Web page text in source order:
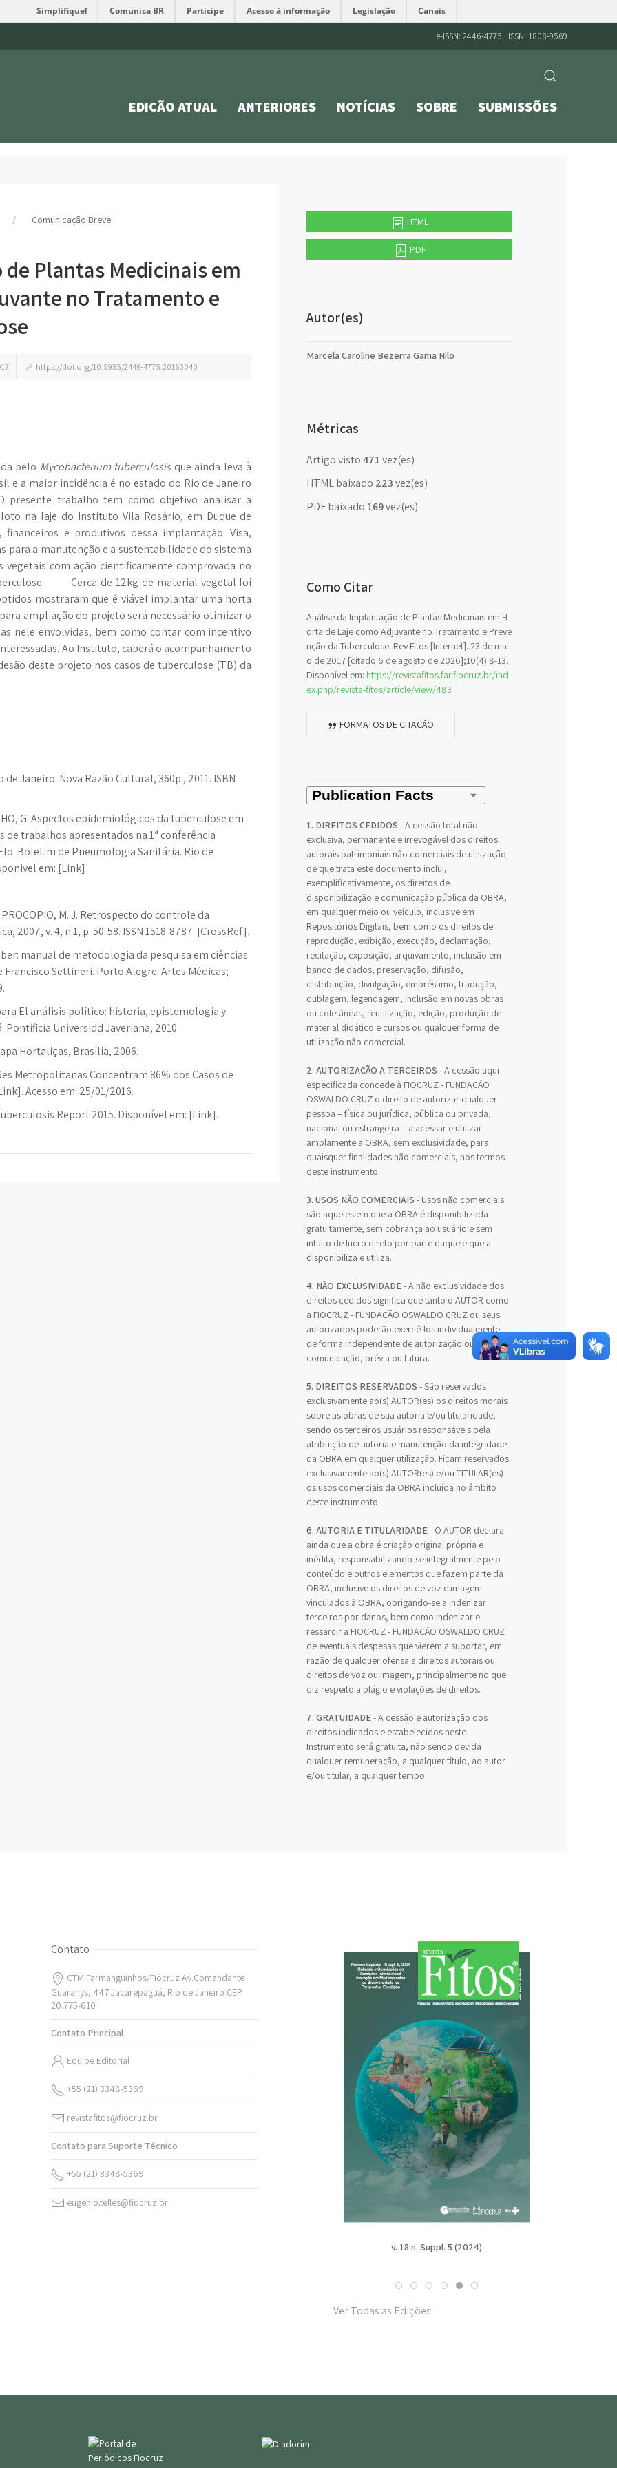
Simplifique! Comunica BR Participe Acesso à informação Legislação Canais
e-ISSN: 2446-4775 | ISSN: 1808-9569
EDIÇÃO ATUAL ANTERIORES NOTÍCIAS SOBRE SUBMISSÕES
Comunicação Breve
Plantas Medicinais em
no Tratamento e
https://doi.org/10.5935/2446-4775.20160040
pelo Mycobacterium tuberculosis que ainda leva à
e a maior incidência é no estado do Rio de Janeiro
presente trabalho tem como objetivo analisar a
na laje do Instituto Vila Rosário, em Duque de
e produtivos dessa implantação. Visa,
para a manutenção e a sustentabilidade do sistema
com ação cientificamente comprovada no
Cerca de 12kg de material vegetal foi
mostraram que é viável implantar uma horta
ampliação do projeto será necessário otimizar o
nele envolvidas, bem como contar com incentivo
Ao Instituto, caberá o acompanhamento
deste projeto nos casos de tuberculose (TB) da
de Janeiro: Nova Razão Cultural, 360p., 2011. ISBN
G. Aspectos epidemiológicos da tuberculose em
de trabalhos apresentados na 1ª conferência
Boletim de Pneumologia Sanitária. Rio de
em: [Link]
PROCOPIO, M. J. Retrospecto do controle da
2007, v. 4, n.1, p. 50-58. ISSN 1518-8787. [CrossRef].
manual de metodologia da pesquisa em ciências
Settineri. Porto Alegre: Artes Médicas;
para El análisis político: historia, epistemologia y
Universidd Javeriana, 2010.
Hortaliças, Brasília, 2006.
Metropolitanas Concentram 86% dos Casos de
Acesso em: 25/01/2016.
Report 2015. Disponível em: [Link].
HTML
PDF
Autor(es)
Marcela Caroline Bezerra Gama Nilo
Métricas
Artigo visto471vez(es)
HTML baixado 223vez(es)
PDF baixado 169vez(es)
Como Citar
Análise da Implantação de Plantas Medicinais em H
orta de Laje como Adjuvante no Tratamento e Preve
nção da Tuberculose. Rev Fitos [Internet]. 23 de mai
o de 2017 [citado 6 de agosto de 2026];10(4):8-13.
Disponível em: https://revistafitos.far.fiocruz.br/ind
ex.php/revista-fitos/article/view/483
FORMATOS DE CITAÇÃO
1. DIREITOS CEDIDOS - A cessão total não
exclusiva, permanente e irrevogável dos direitos
autorais patrimoniais não comerciais de utilização
de que trata este documento inclui,
exemplificativamente, os direitos de
disponibilização e comunicação pública da OBRA,
em qualquer meio ou veículo, inclusive em
Repositórios Digitais, bem como os direitos de
reprodução, exibição, execução, declamação,
recitação, exposição, arquivamento, inclusão em
banco de dados, preservação, difusão,
distribuição, divulgação, empréstimo, tradução,
dublagem, legendagem, inclusão em novas obras
ou coletâneas, reutilização, edição, produção de
material didático e cursos ou qualquer forma de
utilização não comercial.
2. AUTORIZAÇÃO A TERCEIROS - A cessão aqui
especificada concede à FIOCRUZ - FUNDAÇÃO
OSWALDO CRUZ o direito de autorizar qualquer
pessoa – física ou jurídica, pública ou privada,
nacional ou estrangeira – a acessar e utilizar
amplamente a OBRA, sem exclusividade, para
quaisquer finalidades não comerciais, nos termos
deste instrumento.
3. USOS NÃO COMERCIAIS - Usos não comerciais
são aqueles em que a OBRA é disponibilizada
gratuitamente, sem cobrança ao usuário e sem
intuito de lucro direto por parte daquele que a
disponibiliza e utiliza.
4. NÃO EXCLUSIVIDADE- A não exclusividade dos
direitos cedidos significa que tanto o AUTOR como
a FIOCRUZ - FUNDAÇÃO OSWALDO CRUZ ou seus
autorizados poderão exercê-los individualmente
de forma independente de autorização ou
comunicação, prévia ou futura.
5. DIREITOS RESERVADOS - São reservados
exclusivamente ao(s) AUTOR(es) os direitos morais
sobre as obras de sua autoria e/ou titularidade,
sendo os terceiros usuários responsáveis pela
atribuição de autoria e manutenção da integridade
da OBRA em qualquer utilização. Ficam reservados
exclusivamente ao(s) AUTOR(es) e/ou TITULAR(es)
os usos comerciais da OBRA incluída no âmbito
deste instrumento.
6. AUTORIA E TITULARIDADE- O AUTOR declara
ainda que a obra é criação original própria e
inédita, responsabilizando-se integralmente pelo
conteúdo e outros elementos que fazem parte da
OBRA, inclusive os direitos de voz e imagem
vinculados à OBRA, obrigando-se a indenizar
terceiros por danos, bem como indenizar e
ressarcir a FIOCRUZ - FUNDAÇÃO OSWALDO CRUZ
de eventuais despesas que vierem a suportar, em
razão de qualquer ofensa a direitos autorais ou
direitos de voz ou imagem, principalmente no que
diz respeito a plágio e violações de direitos.
7. GRATUIDADE- A cessão e autorização dos
direitos indicados e estabelecidos neste
Instrumento será gratuita, não sendo devida
qualquer remuneração, a qualquer título, ao autor
e/ou titular, a qualquer tempo.
Contato
CTM Farmanguinhos/Fiocruz Av.Comandante
Guaranys, 447 Jacarepaguá, Rio de Janeiro CEP
20.775-610
Contato Principal
Equipe Editorial
+55 (21) 3348-5369
revistafitos@fiocruz.br
Contato para Suporte Técnico
+55 (21) 3348-5369
eugenio.telles@fiocruz.br
v. 18 n. Suppl. 4 (2024)
Ver Todas as Edições